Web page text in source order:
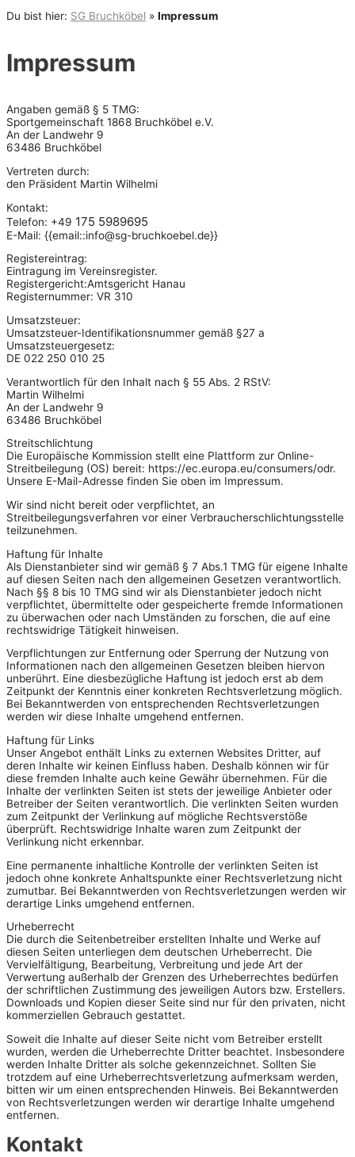
Du bist hier: SG Bruchköbel » Impressum
Impressum
Angaben gemäß § 5 TMG:
Sportgemeinschaft 1868 Bruchköbel e.V.
An der Landwehr 9
63486 Bruchköbel
Vertreten durch:
den Präsident Martin Wilhelmi
Kontakt:
Telefon: +49 175 5989695
E-Mail: {{email::info@sg-bruchkoebel.de}}
Registereintrag:
Eintragung im Vereinsregister.
Registergericht:Amtsgericht Hanau
Registernummer: VR 310
Umsatzsteuer:
Umsatzsteuer-Identifikationsnummer gemäß §27 a
Umsatzsteuergesetz:
DE 022 250 010 25
Verantwortlich für den Inhalt nach § 55 Abs. 2 RStV:
Martin Wilhelmi
An der Landwehr 9
63486 Bruchköbel
Streitschlichtung
Die Europäische Kommission stellt eine Plattform zur Online-
Streitbeilegung (OS) bereit: https://ec.europa.eu/consumers/odr.
Unsere E-Mail-Adresse finden Sie oben im Impressum.
Wir sind nicht bereit oder verpflichtet, an
Streitbeilegungsverfahren vor einer Verbraucherschlichtungsstelle
teilzunehmen.
Haftung für Inhalte
Als Dienstanbieter sind wir gemäß § 7 Abs.1 TMG für eigene Inhalte
auf diesen Seiten nach den allgemeinen Gesetzen verantwortlich.
Nach §§ 8 bis 10 TMG sind wir als Dienstanbieter jedoch nicht
verpflichtet, übermittelte oder gespeicherte fremde Informationen
zu überwachen oder nach Umständen zu forschen, die auf eine
rechtswidrige Tätigkeit hinweisen.
Verpflichtungen zur Entfernung oder Sperrung der Nutzung von
Informationen nach den allgemeinen Gesetzen bleiben hiervon
unberührt. Eine diesbezügliche Haftung ist jedoch erst ab dem
Zeitpunkt der Kenntnis einer konkreten Rechtsverletzung möglich.
Bei Bekanntwerden von entsprechenden Rechtsverletzungen
werden wir diese Inhalte umgehend entfernen.
Haftung für Links
Unser Angebot enthält Links zu externen Websites Dritter, auf
deren Inhalte wir keinen Einfluss haben. Deshalb können wir für
diese fremden Inhalte auch keine Gewähr übernehmen. Für die
Inhalte der verlinkten Seiten ist stets der jeweilige Anbieter oder
Betreiber der Seiten verantwortlich. Die verlinkten Seiten wurden
zum Zeitpunkt der Verlinkung auf mögliche Rechtsverstöße
überprüft. Rechtswidrige Inhalte waren zum Zeitpunkt der
Verlinkung nicht erkennbar.
Eine permanente inhaltliche Kontrolle der verlinkten Seiten ist
jedoch ohne konkrete Anhaltspunkte einer Rechtsverletzung nicht
zumutbar. Bei Bekanntwerden von Rechtsverletzungen werden wir
derartige Links umgehend entfernen.
Urheberrecht
Die durch die Seitenbetreiber erstellten Inhalte und Werke auf
diesen Seiten unterliegen dem deutschen Urheberrecht. Die
Vervielfältigung, Bearbeitung, Verbreitung und jede Art der
Verwertung außerhalb der Grenzen des Urheberrechtes bedürfen
der schriftlichen Zustimmung des jeweiligen Autors bzw. Erstellers.
Downloads und Kopien dieser Seite sind nur für den privaten, nicht
kommerziellen Gebrauch gestattet.
Soweit die Inhalte auf dieser Seite nicht vom Betreiber erstellt
wurden, werden die Urheberrechte Dritter beachtet. Insbesondere
werden Inhalte Dritter als solche gekennzeichnet. Sollten Sie
trotzdem auf eine Urheberrechtsverletzung aufmerksam werden,
bitten wir um einen entsprechenden Hinweis. Bei Bekanntwerden
von Rechtsverletzungen werden wir derartige Inhalte umgehend
entfernen.
Kontakt